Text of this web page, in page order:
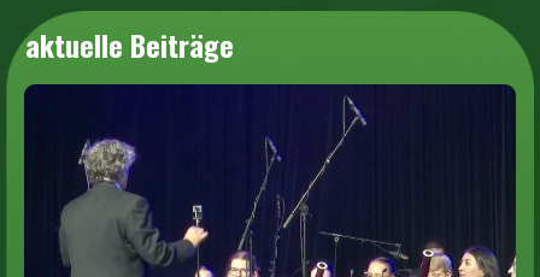
aktuelle Beiträge